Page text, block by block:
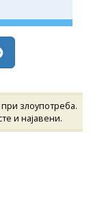
злоупотреба.
и најавени.